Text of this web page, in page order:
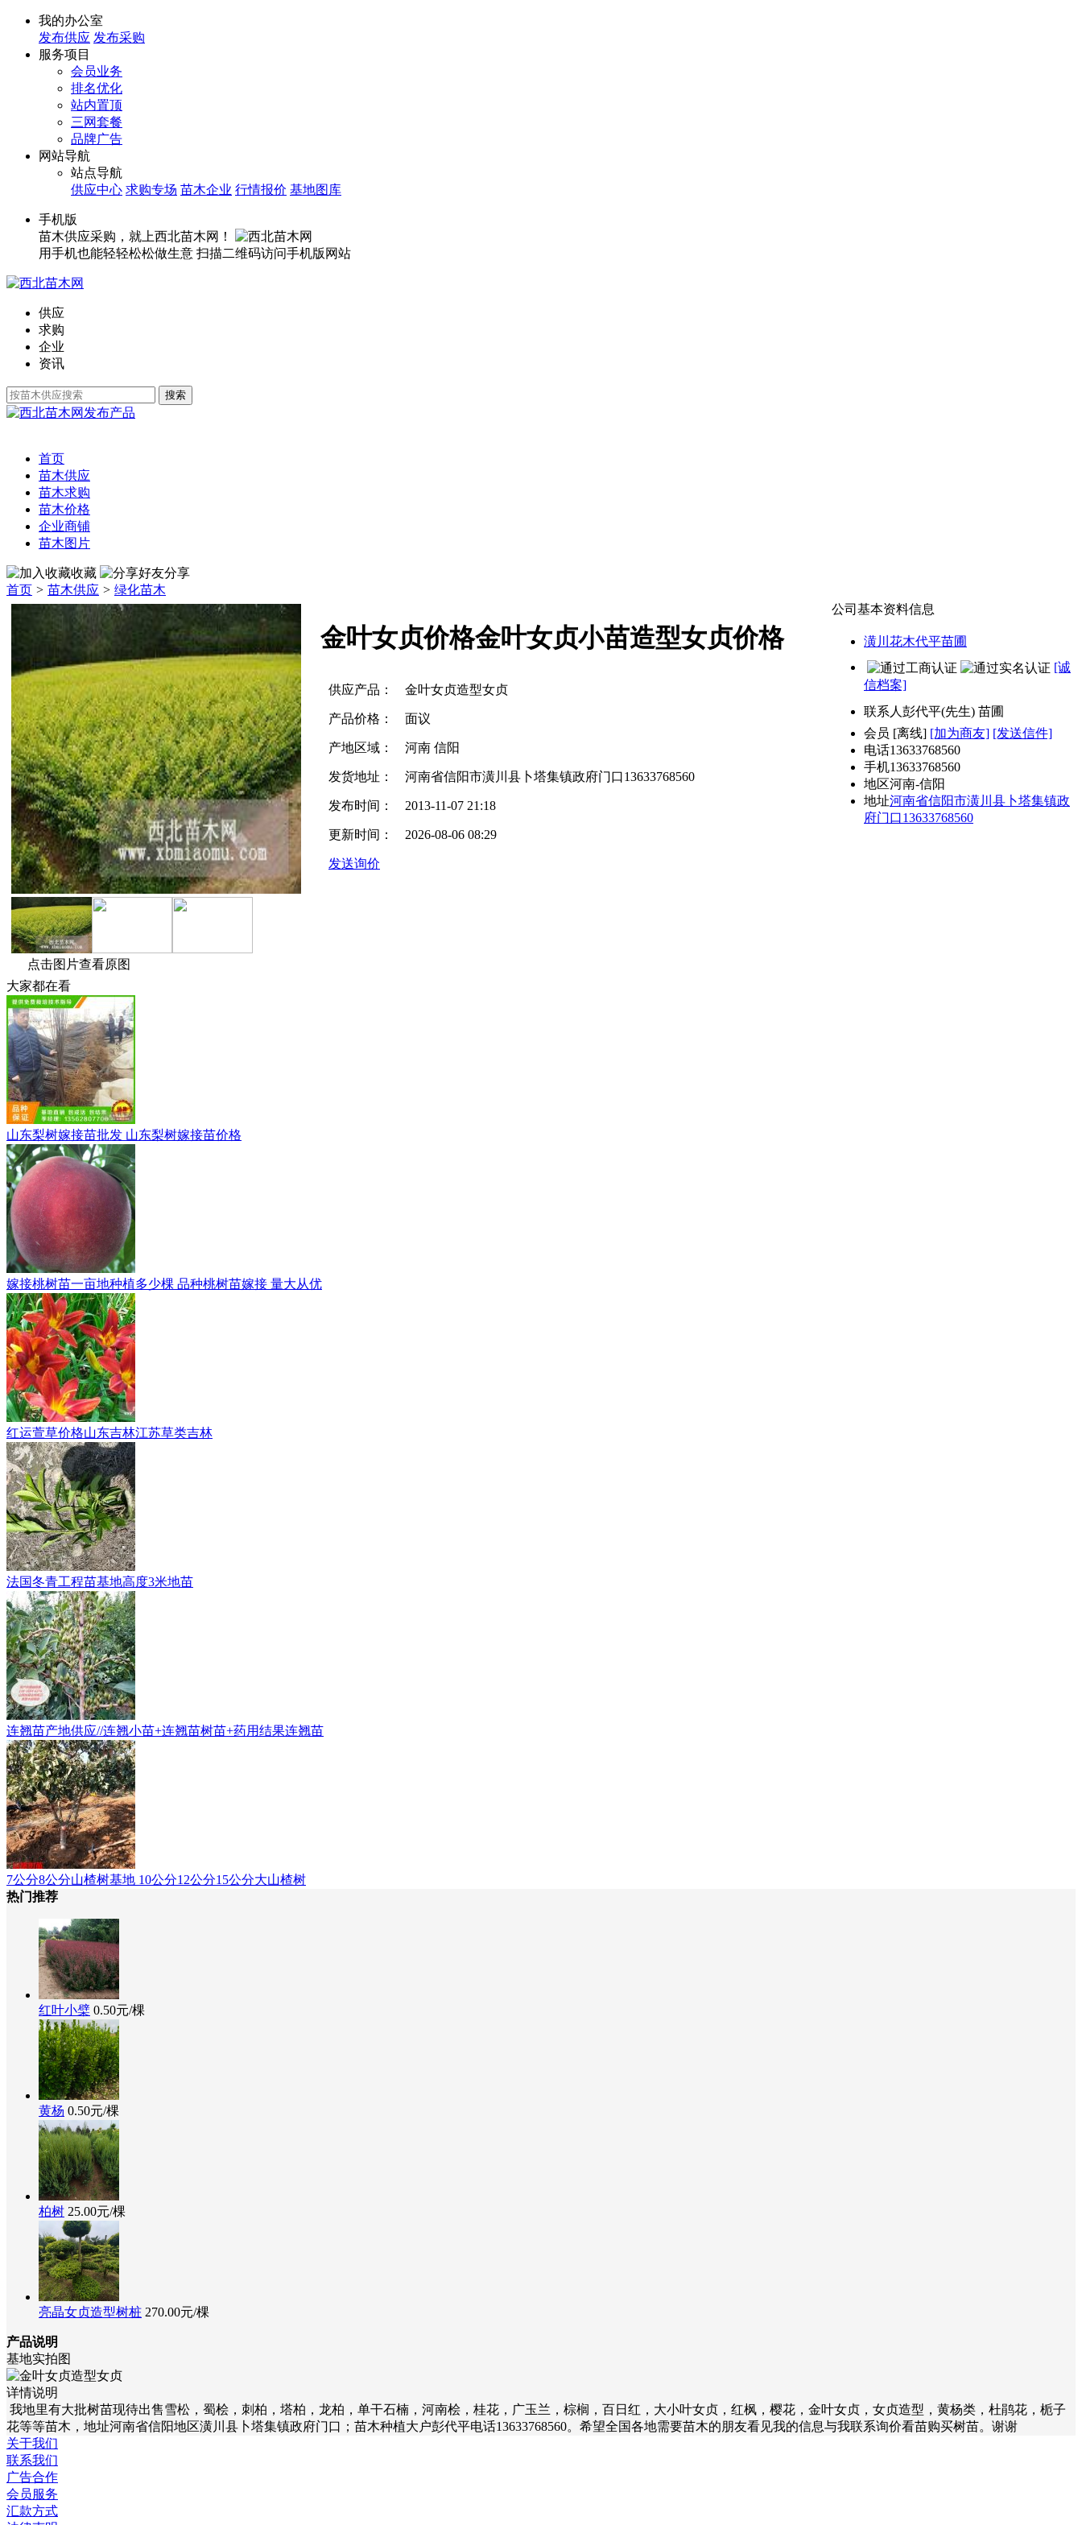
我的办公室
发布供应 发布采购
服务项目
会员业务
排名优化
站内置顶
三网套餐
品牌广告
网站导航
站点导航
供应中心 求购专场 苗木企业 行情报价 基地图库
手机版
苗木供应采购，就上西北苗木网！
用手机也能轻轻松松做生意 扫描二维码访问手机版网站
供应
求购
企业
资讯
发布产品
首页
苗木供应
苗木求购
苗木价格
企业商铺
苗木图片
收藏
分享
首页 > 苗木供应 > 绿化苗木
点击图片查看原图
金叶女贞价格金叶女贞小苗造型女贞价格
供应产品： 金叶女贞造型女贞
产品价格： 面议
产地区域： 河南 信阳
发货地址： 河南省信阳市潢川县卜塔集镇政府门口13633768560
发布时间： 2013-11-07 21:18
更新时间： 2026-08-06 08:29
发送询价
公司基本资料信息
潢川花木代平苗圃
[诚
信档案]
联系人 彭代平(先生) 苗圃
会员 [离线] [加为商友] [发送信件]
电话13633768560
手机13633768560
地区河南-信阳
地址河南省信阳市潢川县卜塔集镇政
府门口13633768560
大家都在看
山东梨树嫁接苗批发 山东梨树嫁接苗价格
嫁接桃树苗一亩地种植多少棵 品种桃树苗嫁接 量大从优
红运萱草价格山东吉林江苏草类吉林
​法国冬青工程苗基地高度3米地苗
连翘苗产地供应//连翘小苗+连翘苗树苗+药用结果连翘苗
7公分8公分山楂树基地 10公分12公分15公分大山楂树
热门推荐
红叶小檗 0.50元/棵
黄杨 0.50元/棵
柏树 25.00元/棵
亮晶女贞造型树桩 270.00元/棵
产品说明
基地实拍图
详情说明
我地里有大批树苗现待出售雪松，蜀桧，刺柏，塔柏，龙柏，单干石楠，河南桧，桂花，广玉兰，棕榈，百日红，大小叶女贞，红枫，樱花，金叶女贞，女贞造型，黄杨类，杜鹃花，栀子
花等等苗木，地址河南省信阳地区潢川县卜塔集镇政府门口；苗木种植大户彭代平电话13633768560。希望全国各地需要苗木的朋友看见我的信息与我联系询价看苗购买树苗。谢谢
关于我们
联系我们
广告合作
会员服务
汇款方式